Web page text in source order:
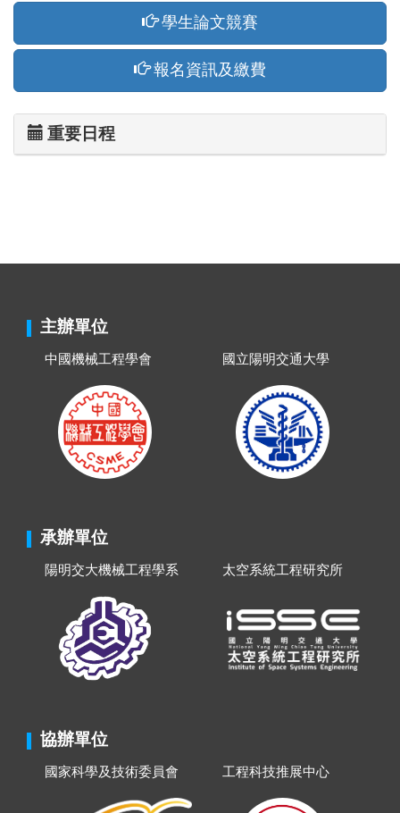
學生論文競賽
報名資訊及繳費
重要日程
主辦單位
中國機械工程學會 國立陽明交通大學
承辦單位
陽明交大機械工程學系 太空系統工程研究所
協辦單位
國家科學及技術委員會 工程科技推展中心